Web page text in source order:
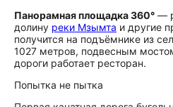
Панорамная площадка 360° —
долину реки Мзымта и другие
получится на подъёмнике из
1027 метров, подвесным
дороги работает ресторан.
Попытка не пытка